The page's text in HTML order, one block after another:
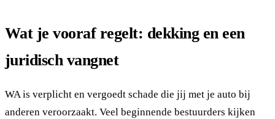
Wat je vooraf regelt: dekking en een
juridisch vangnet
WA is verplicht en vergoedt schade die jij met je auto bij
anderen veroorzaakt. Veel beginnende bestuurders kijken